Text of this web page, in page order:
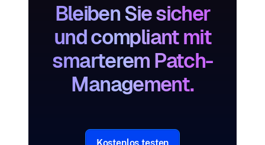
Bleiben Sie sicher
und compliant mit
smarterem Patch-
Management.